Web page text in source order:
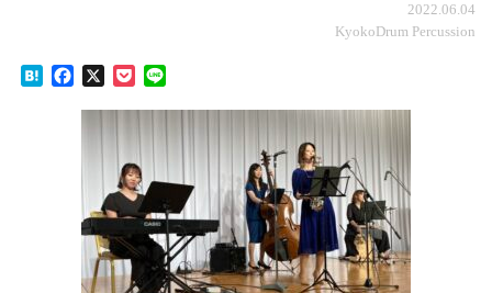
2022.06.04
KyokoDrum Percussion
HatenaFacebook
X Pocket